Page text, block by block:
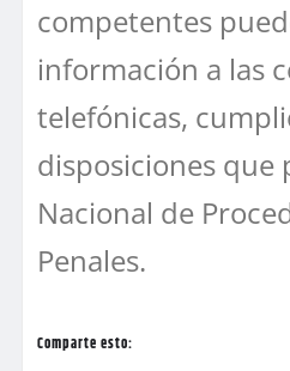
competentes
información a las
telefónicas,
disposiciones que
Nacional de
Penales.
Comparte esto: